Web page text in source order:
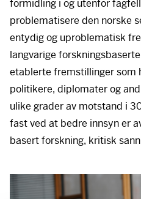
formidling i og utenfor
problematisere den norske
entydig og uproblematisk
langvarige
etablerte fremstillinger som
politikere, diplomater og
ulike grader av motstand i
fast ved at bedre innsyn er
basert forskning, kritisk